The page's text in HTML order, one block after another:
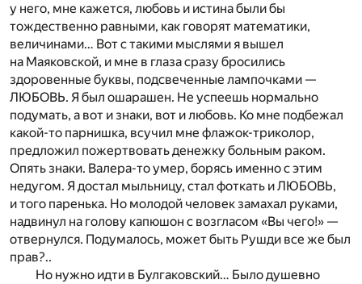
у него, мне кажется, любовь и истина были бы
тождественно равными, как говорят математики,
величинами… Вот с такими мыслями я вышел
на Маяковской, и мне в глаза сразу бросились
здоровенные буквы, подсвеченные лампочками —
ЛЮБОВЬ. Я был ошарашен. Не успеешь нормально
подумать, а вот и знаки, вот и любовь. Ко мне подбежал
какой-то парнишка, всучил мне флажок-триколор,
предложил пожертвовать денежку больным раком.
Опять знаки. Валера-то умер, борясь именно с этим
недугом. Я достал мыльницу, стал фоткать и ЛЮБОВЬ,
и того паренька. Но молодой человек замахал руками,
надвинул на голову капюшон с возгласом «Вы чего!» —
отвернулся. Подумалось, может быть Рушди все же был
прав?..
Но нужно идти в Булгаковский… Было душевно